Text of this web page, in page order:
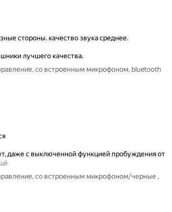
стороны. качество звука среднее.
лучшего качества.
со встроенным микрофоном, bluetooth
даже с выключенной функцией пробуждения от
со встроенным микрофоном/черные ,